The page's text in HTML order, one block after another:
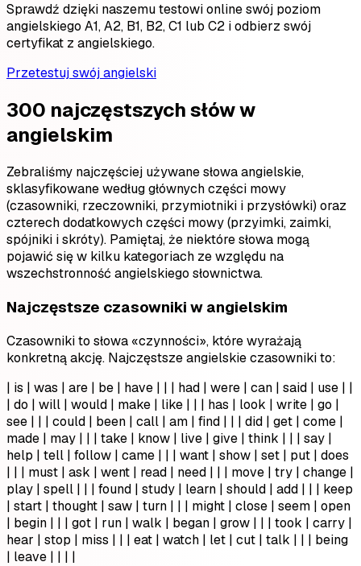
Sprawdź dzięki naszemu testowi online swój poziom
angielskiego A1, A2, B1, B2, C1 lub C2 i odbierz swój
certyfikat z angielskiego.
Przetestuj swój angielski
300 najczęstszych słów w
angielskim
Zebraliśmy najczęściej używane słowa angielskie,
sklasyfikowane według głównych części mowy
(czasowniki, rzeczowniki, przymiotniki i przysłówki) oraz
czterech dodatkowych części mowy (przyimki, zaimki,
spójniki i skróty). Pamiętaj, że niektóre słowa mogą
pojawić się w kilku kategoriach ze względu na
wszechstronność angielskiego słownictwa.
Najczęstsze czasowniki w angielskim
Czasowniki to słowa «czynności», które wyrażają
konkretną akcję. Najczęstsze angielskie czasowniki to:
| is | was | are | be | have | | | had | were | can | said | use | |
| do | will | would | make | like | | | has | look | write | go |
see | | | could | been | call | am | find | | | did | get | come |
made | may | | | take | know | live | give | think | | | say |
help | tell | follow | came | | | want | show | set | put | does
| | | must | ask | went | read | need | | | move | try | change |
play | spell | | | found | study | learn | should | add | | | keep
| start | thought | saw | turn | | | might | close | seem | open
| begin | | | got | run | walk | began | grow | | | took | carry |
hear | stop | miss | | | eat | watch | let | cut | talk | | | being
| leave | | | |